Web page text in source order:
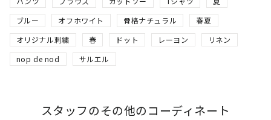
ブルー
オフホワイト 骨格ナチュラル
春夏
オリジナル刺繍
春 ドット レーヨン
リネン
nop de nod
サルエル
スタッフのその他のコーディネート